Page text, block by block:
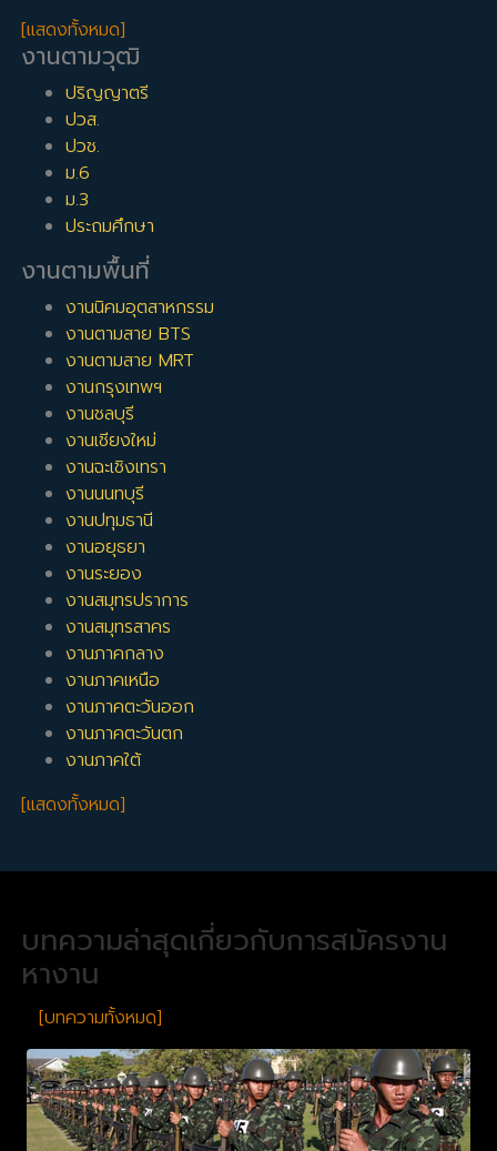
[แสดงทั้งหมด]
งานตามวุฒิ
ปริญญาตรี
ปวส.
ปวช.
ม.6
ม.3
ประถมศึกษา
งานตามพื้นที่
งานนิคมอุตสาหกรรม
งานตามสาย BTS
งานตามสาย MRT
งานกรุงเทพฯ
งานชลบุรี
งานเชียงใหม่
งานฉะเชิงเทรา
งานนนทบุรี
งานปทุมธานี
งานอยุธยา
งานระยอง
งานสมุทรปราการ
งานสมุทรสาคร
งานภาคกลาง
งานภาคเหนือ
งานภาคตะวันออก
งานภาคตะวันตก
งานภาคใต้
[แสดงทั้งหมด]
บทความล่าสุดเกี่ยวกับการสมัครงาน
หางาน
[บทความทั้งหมด]